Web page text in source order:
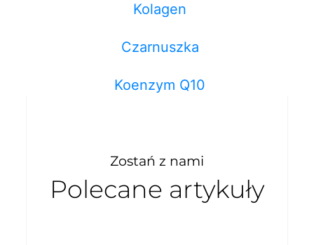
Kolagen
Czarnuszka
Koenzym Q10
Zostań z nami
Polecane artykuły